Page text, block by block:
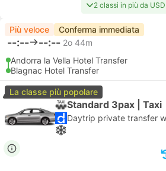
2 classi in più da
Più veloce Conferma immediata
--:-- --:-- 2o 44m
Andorra la Vella Hotel Transfer
Blagnac Hotel Transfer
La classe più popolare
Standard 3pax | Taxi